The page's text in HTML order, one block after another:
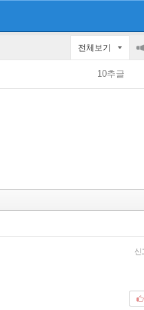
전체보기
10추글
신